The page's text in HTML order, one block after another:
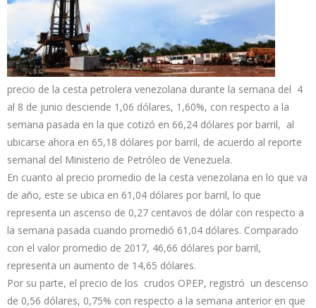
precio de la cesta petrolera venezolana durante la semana del 4
al 8 de junio desciende 1,06 dólares, 1,60%, con respecto a la
semana pasada en la que cotizó en 66,24 dólares por barril, al
ubicarse ahora en 65,18 dólares por barril, de acuerdo al reporte
semanal del Ministerio de Petróleo de Venezuela.
En cuanto al precio promedio de la cesta venezolana en lo que va
de año, este se ubica en 61,04 dólares por barril, lo que
representa un ascenso de 0,27 centavos de dólar con respecto a
la semana pasada cuando promedió 61,04 dólares. Comparado
con el valor promedio de 2017, 46,66 dólares por barril,
representa un aumento de 14,65 dólares.
Por su parte, el precio de los crudos OPEP, registró un descenso
de 0,56 dólares, 0,75% con respecto a la semana anterior en que